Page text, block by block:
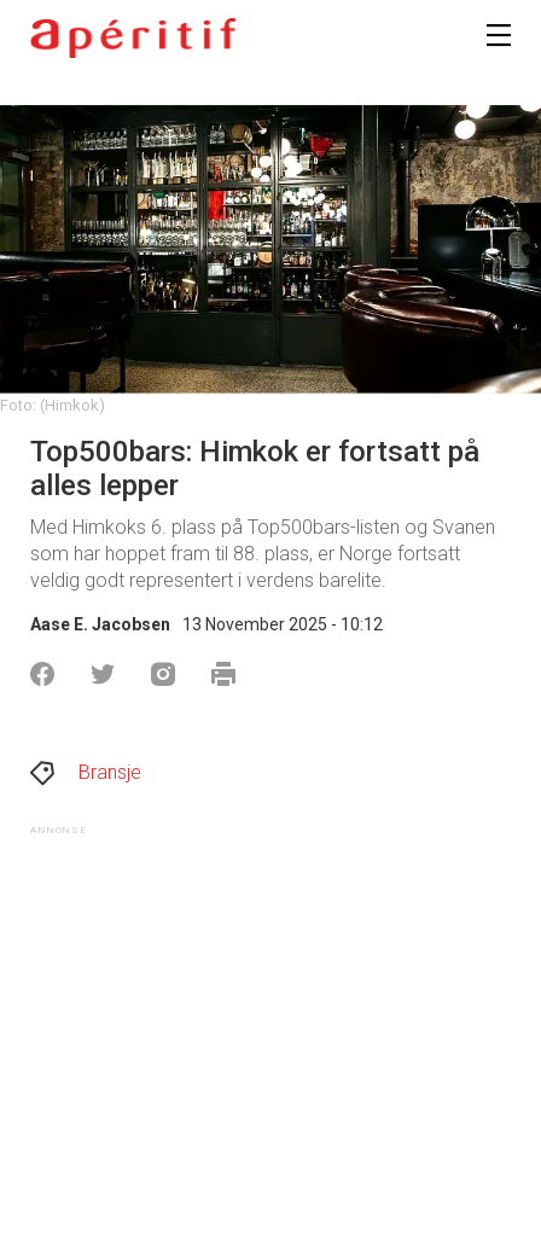
Foto: (Himkok)
Top500bars: Himkok er fortsatt på
alles lepper
Med Himkoks 6. plass på Top500bars-listen og Svanen
som har hoppet fram til 88. plass, er Norge fortsatt
veldig godt representert i verdens barelite.
Aase E. Jacobsen 13 November 2025 - 10:12
Bransje